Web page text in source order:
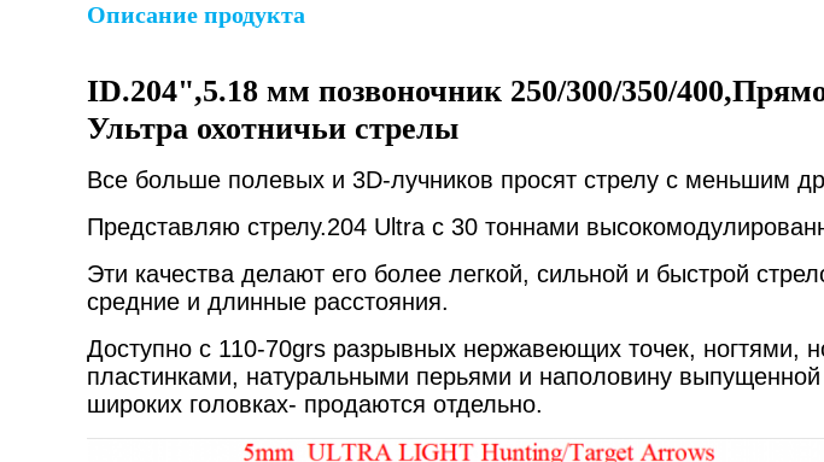
Описание продукта
ID.204",5.18 мм позвоночник 250/300/350/
Ультра охотничьи стрелы
Все больше полевых и 3D-лучников просят стрелу с меньшим
Представляю стрелу.204 Ultra с 30 тоннами
Эти качества делают его более легкой, сильной и быстрой
средние и длинные расстояния.
Доступно с 110-70grs разрывных нержавеющих точек, ногтями,
пластинками, натуральными перьями и наполовину
широких головках- продаются отдельно.